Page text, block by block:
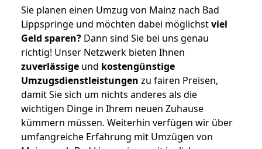
Sie planen einen Umzug von Mainz nach Bad
Lippspringe und möchten dabei möglichstviel
Geld sparen? Dann sind Sie bei uns genau
richtig! Unser Netzwerk bieten Ihnen
zuverlässige und kostengünstige
Umzugsdienstleistungen zu fairen Preisen,
damit Sie sich um nichts anderes als die
wichtigen Dinge in Ihrem neuen Zuhause
kümmern müssen. Weiterhin verfügen wir über
umfangreiche Erfahrung mit Umzügen von